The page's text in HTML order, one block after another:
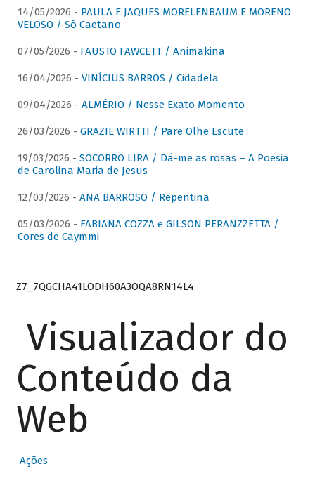
14/05/2026 - PAULA E JAQUES MORELENBAUM E MORENO
VELOSO / Só Caetano
07/05/2026 - FAUSTO FAWCETT / Animakina
16/04/2026 - VINÍCIUS BARROS / Cidadela
09/04/2026 - ALMÉRIO / Nesse Exato Momento
26/03/2026 - GRAZIE WIRTTI / Pare Olhe Escute
19/03/2026 - SOCORRO LIRA / Dá-me as rosas – A Poesia
de Carolina Maria de Jesus
12/03/2026 - ANA BARROSO / Repentina
05/03/2026 - FABIANA COZZA e GILSON PERANZZETTA /
Cores de Caymmi
Z7_7QGCHA41LODH60A3OQA8RN14L4
Visualizador do
Conteúdo da
Web
Ações